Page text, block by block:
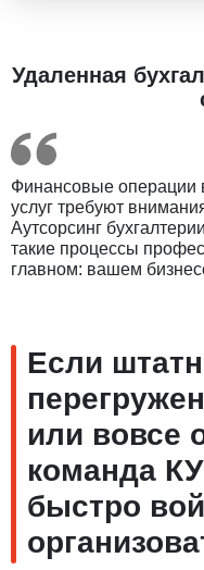
Удаленная
Финансовые операции
услуг требуют
Аутсорсинг
такие процессы
главном: вашем
Если
или вовсе
команда
быстро